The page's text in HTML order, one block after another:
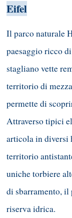
Eifel
Il parco naturale
paesaggio ricco
stagliano vette
territorio di
permette di
Attraverso tipici
articola in diversi
territorio
uniche torbiere
di sbarramento, il
riserva idrica.